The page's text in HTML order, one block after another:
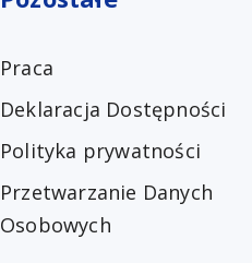
Praca
Deklaracja Dostępności
Polityka prywatności
Przetwarzanie Danych
Osobowych